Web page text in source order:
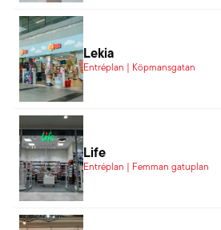
Lekia
Entréplan | Köpmansgatan
Life
Entréplan | Femman gatuplan